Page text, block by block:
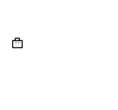
Carro